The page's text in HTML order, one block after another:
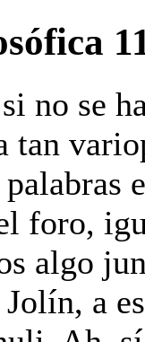
no se
tan
foro,
algo
a